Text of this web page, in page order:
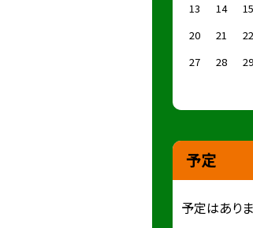
13
14 15
20
21 22
27
28 29
予定
予定はあり